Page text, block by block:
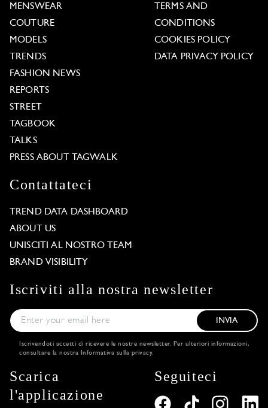
MENSWEAR
COUTURE
MODELS
TRENDS
FASHION NEWS
REPORTS
STREET
TAGBOOK
TALKS
PRESS ABOUT TAGWALK
TERMS AND
CONDITIONS
COOKIES POLICY
DATA PRIVACY POLICY
Contattateci
TREND DATA DASHBOARD
ABOUT US
UNISCITI AL NOSTRO TEAM
BRAND VISIBILITY
Iscriviti alla nostra newsletter
INVIA
Iscrivendoti accetti di ricevere le nostre newsletter. Per ulteriori informazioni,
consultare la nostra
Informativa sulla privacy.
Scarica
l'applicazione
Seguiteci